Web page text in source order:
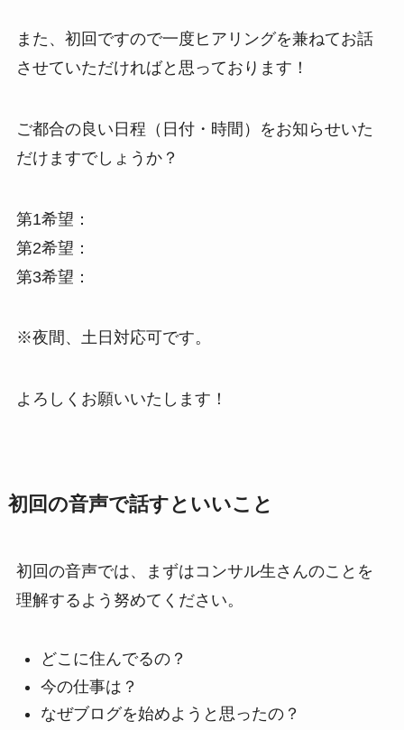
また、初回ですので一度ヒアリングを兼ねてお話
させていただければと思っております！
ご都合の良い日程（日付・時間）をお知らせいた
だけますでしょうか？
第1希望：
第2希望：
第3希望：
※夜間、土日対応可です。
よろしくお願いいたします！
初回の音声で話すといいこと
初回の音声では、まずはコンサル生さんのことを
理解するよう努めてください。
どこに住んでるの？
今の仕事は？
なぜブログを始めようと思ったの？